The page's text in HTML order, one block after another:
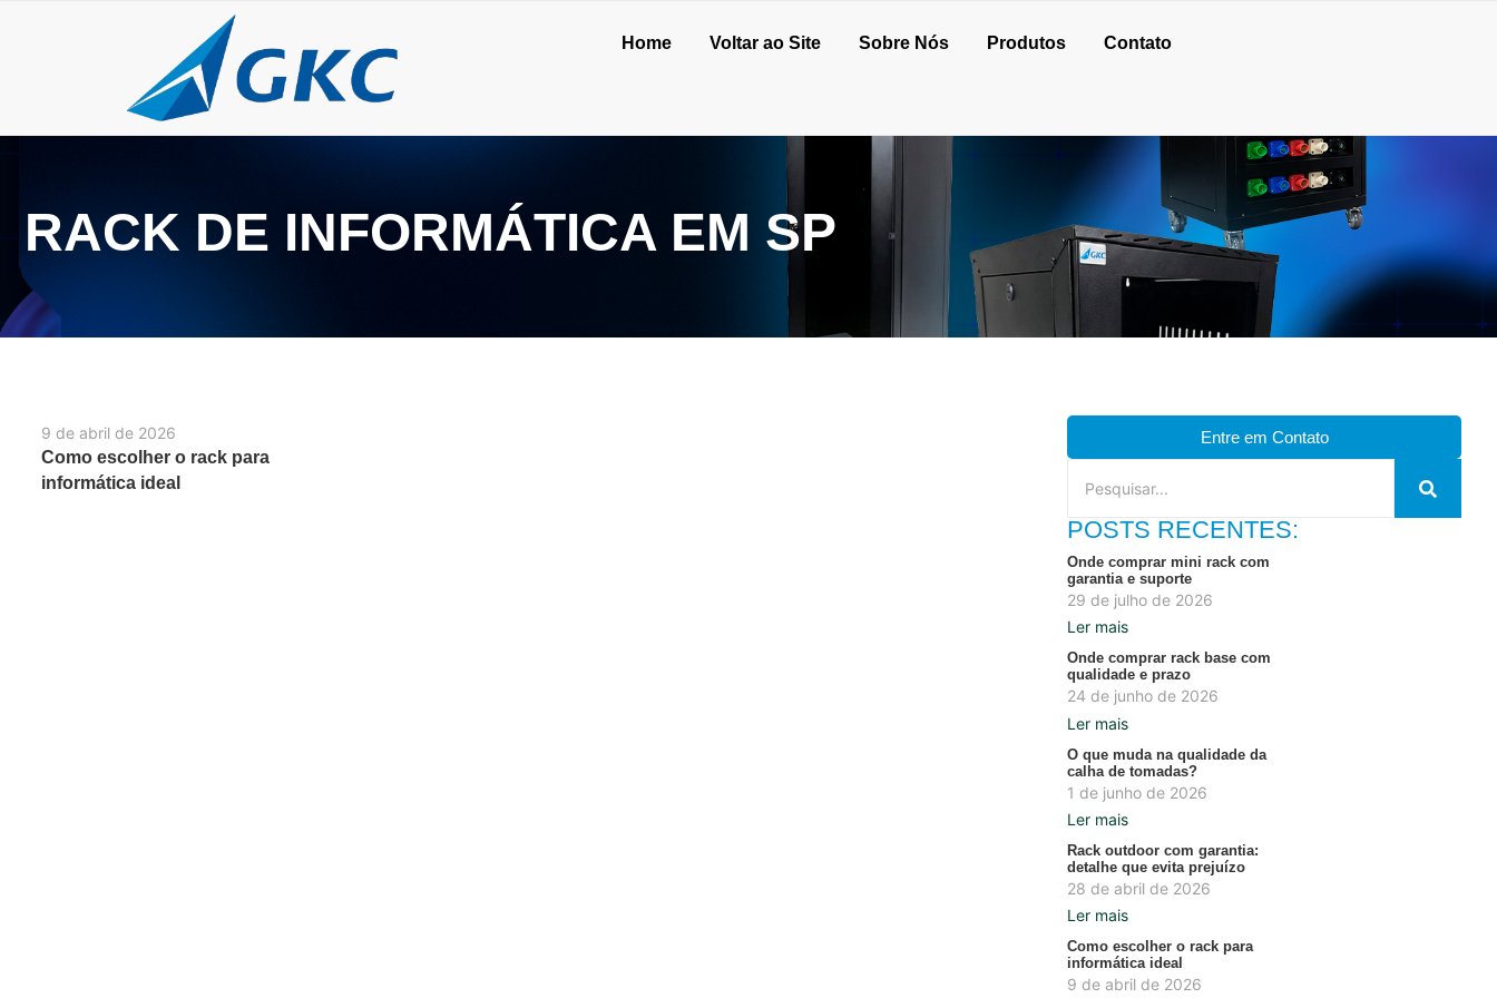
Home Voltar ao Site Sobre Nós Produtos Contato
RACK DE INFORMÁTICA EM SP
9 de abril de 2026
Como escolher o rack para
informática ideal
Entre em Contato
POSTS RECENTES:
Onde comprar mini rack com
garantia e suporte
29 de julho de 2026
Ler mais
Onde comprar rack base com
qualidade e prazo
24 de junho de 2026
Ler mais
O que muda na qualidade da
calha de tomadas?
1 de junho de 2026
Ler mais
Rack outdoor com garantia:
detalhe que evita prejuízo
28 de abril de 2026
Ler mais
Como escolher o rack para
informática ideal
9 de abril de 2026